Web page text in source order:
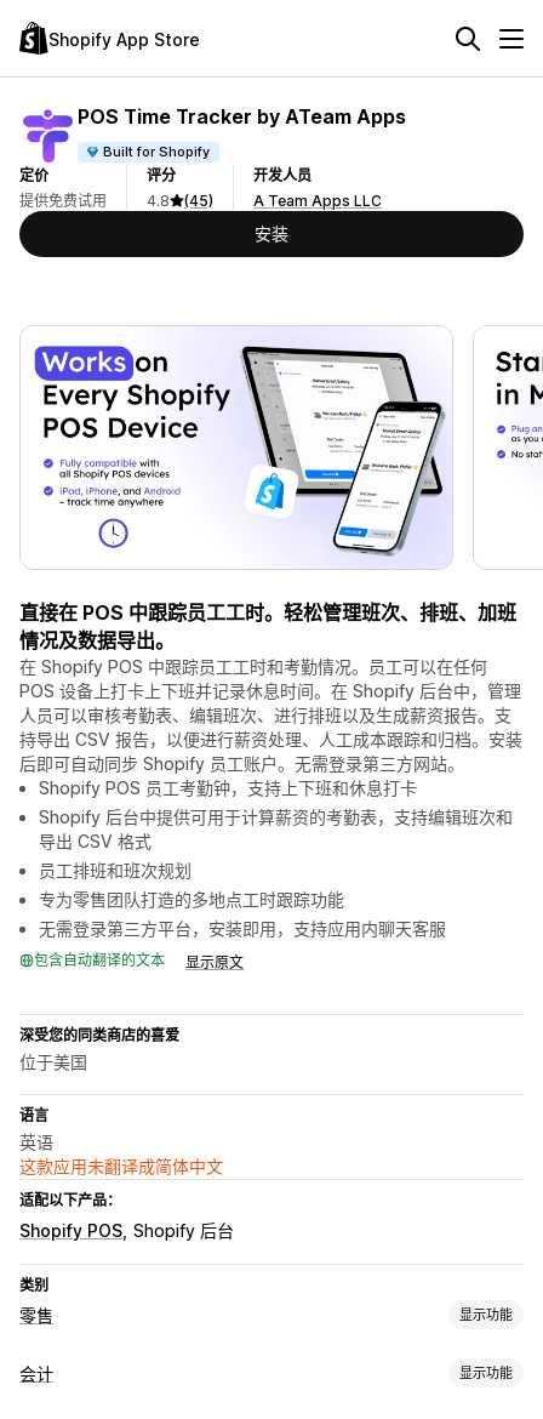
Shopify App Store
POS Time Tracker by ATeam Apps
Built for Shopify
定价
提供免费试用
评分
4.8
(45)
开发人员
A Team Apps LLC
安装
直接在 POS 中跟踪员工工时。轻松管理班次、排班、加班
情况及数据导出。
在 Shopify POS 中跟踪员工工时和考勤情况。员工可以在任何
POS 设备上打卡上下班并记录休息时间。在 Shopify 后台中，管理
人员可以审核考勤表、编辑班次、进行排班以及生成薪资报告。支
持导出 CSV 报告，以便进行薪资处理、人工成本跟踪和归档。安装
后即可自动同步 Shopify 员工账户。无需登录第三方网站。
Shopify POS 员工考勤钟，支持上下班和休息打卡
Shopify 后台中提供可用于计算薪资的考勤表，支持编辑班次和
导出 CSV 格式
员工排班和班次规划
专为零售团队打造的多地点工时跟踪功能
无需登录第三方平台，安装即用，支持应用内聊天客服
包含自动翻译的文本 显示原文
深受您的同类商店的喜爱
位于美国
语言
英语
这款应用未翻译成简体中文
适配以下产品：
Shopify POS Shopify 后台
类别
零售 显示功能
POS
会计 显示功能